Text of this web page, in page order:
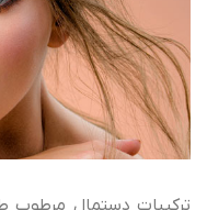
ترکیبات دستمال